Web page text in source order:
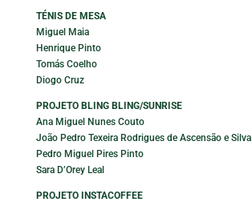
TÉNIS DE MESA
Miguel Maia
Henrique Pinto
Tomás Coelho
Diogo Cruz
PROJETO BLING BLING/SUNRISE
Ana Miguel Nunes Couto
João Pedro Texeira Rodrigues de Ascensão e Silva
Pedro Miguel Pires Pinto
Sara D’Orey Leal
PROJETO INSTACOFFEE